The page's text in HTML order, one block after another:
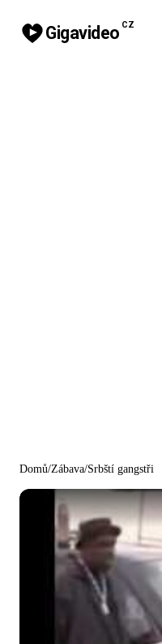
Gigavideo CZ
Domů/Zábava/Srbští gangstři